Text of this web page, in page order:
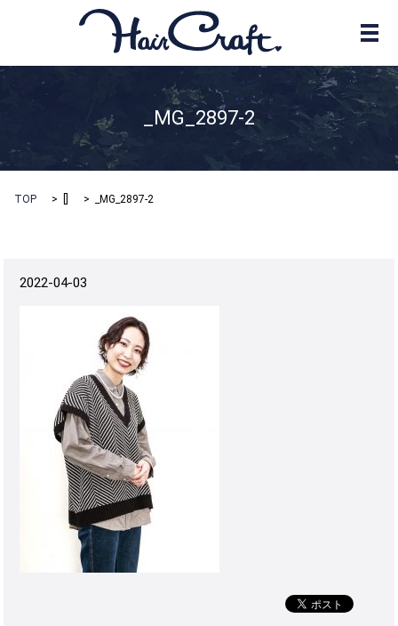
メ
_MG_2897-2
TOP _MG_2897-2
2022-04-03